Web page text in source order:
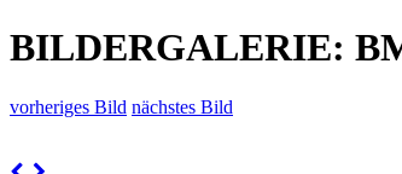
BILDERGALERIE:
vorheriges Bild nächstes Bild